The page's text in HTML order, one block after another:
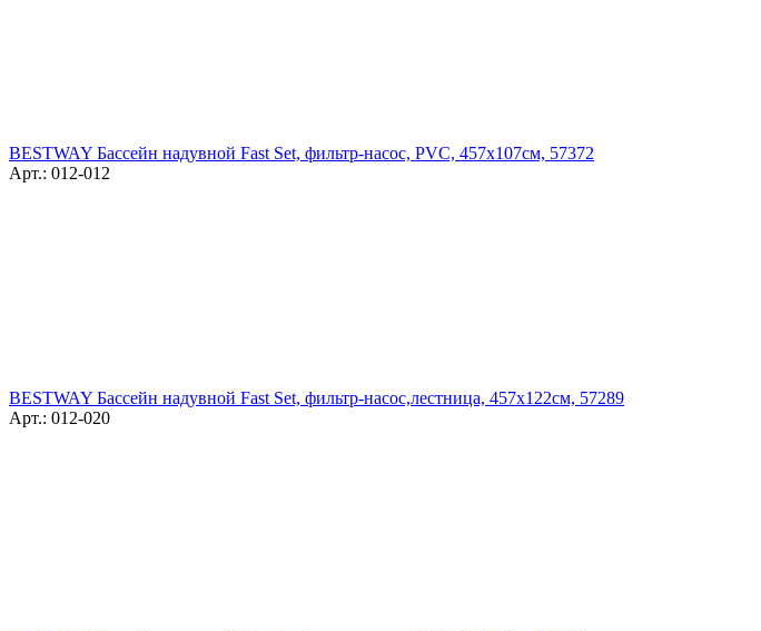
BESTWAY Бассейн надувной Fast Set, фильтр-насос, PVC, 457х107см, 57372
Арт.: 012-012
BESTWAY Бассейн надувной Fast Set, фильтр-насос,лестница, 457x122см, 57289
Арт.: 012-020